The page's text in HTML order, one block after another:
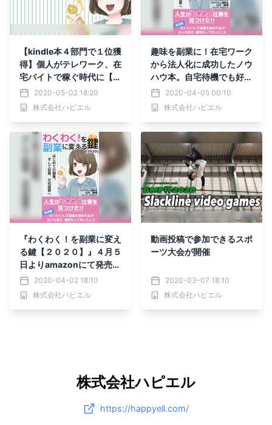
【kindle本４部門で１位獲
得】個人がテレワーク、在
宅バイトで稼ぐ時代に【無
料キャンペーン】
2020-05-02 18:20
株式会社ハピエル
趣味を副業に！在宅ワーク
から法人化に成功したノウ
ハウ本。自宅待機でも好き
なことをして稼ぐコツ
2020-04-05 00:10
株式会社ハピエル
『わくわく！を副業に変え
る鍵【２０２０】』４月５
日よりamazonにて発売開
始
2020-04-02 18:10
株式会社ハピエル
動画投稿で参加できるスポ
ーツ大会が開催
2020-03-07 18:10
株式会社ハピエル
株式会社ハピエル
https://happyell.com/